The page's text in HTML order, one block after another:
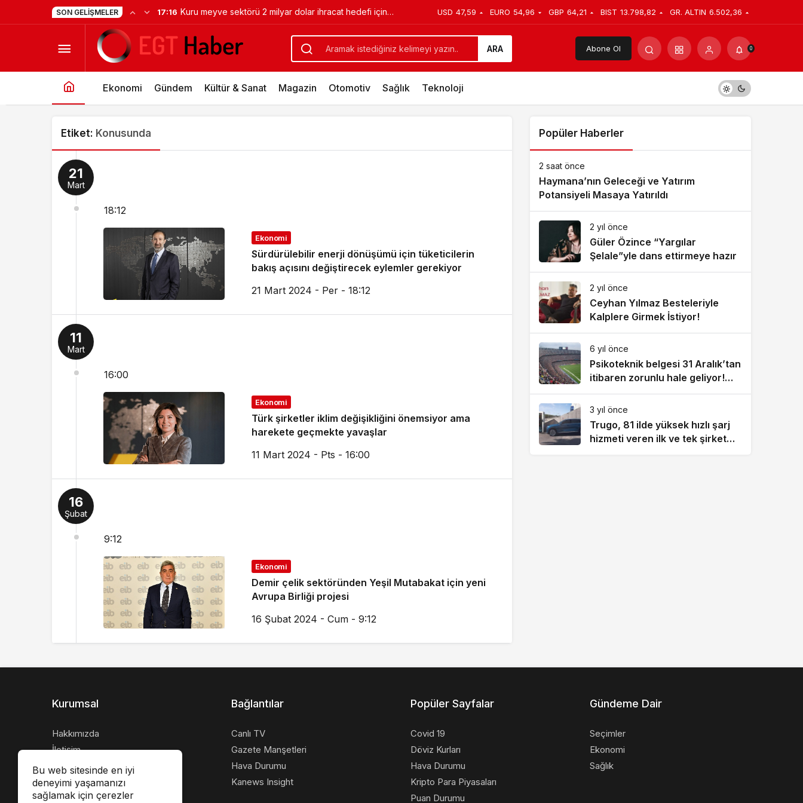
SON GELIŞMELER 17:16 Kuru meyve sektörü 2 milyar dolar ihracat hedefi için
Ankara’dan destek istedi
USD 47,59 EURO 54,96 GBP 64,21 BIST 13.798,82 GR. ALTIN 6.502,36
ARA Abone Ol 0
Ekonomi Gündem Kültür & Sanat Magazin Otomotiv Sağlık Teknoloji
Etiket: Konusunda
21
Mart
18:12
Ekonomi
Sürdürülebilir enerji dönüşümü için tüketicilerin
bakış açısını değiştirecek eylemler gerekiyor
21 Mart 2024 - Per - 18:12
11
Mart
16:00
Ekonomi
Türk şirketler iklim değişikliğini önemsiyor ama
harekete geçmekte yavaşlar
11 Mart 2024 - Pts - 16:00
16
Şubat
9:12
Ekonomi
Demir çelik sektöründen Yeşil Mutabakat için yeni
Avrupa Birliği projesi
16 Şubat 2024 - Cum - 9:12
Popüler Haberler
2 saat önce
Haymana’nın Geleceği ve Yatırım
Potansiyeli Masaya Yatırıldı
2 yıl önce
Güler Özince “Yargılar
Şelale”yle dans ettirmeye hazır
2 yıl önce
Ceyhan Yılmaz Besteleriyle
Kalplere Girmek İstiyor!
6 yıl önce
Psikoteknik belgesi 31 Aralık’tan
itibaren zorunlu hale geliyor!
1083 lira cezası var
3 yıl önce
Trugo, 81 ilde yüksek hızlı şarj
hizmeti veren ilk ve tek şirket
Bu web sitesinde en iyi
deneyimi yaşamanızı
sağlamak için çerezler
Kurumsal
Hakkımızda
İletişim
Künye
Gizlilik politikası
Bağlantılar
Canlı TV
Gazete Manşetleri
Hava Durumu
Kanews Insight
Popüler Sayfalar
Covid 19
Döviz Kurları
Hava Durumu
Kripto Para Piyasaları
Puan Durumu
Gündeme Dair
Seçimler
Ekonomi
Sağlık